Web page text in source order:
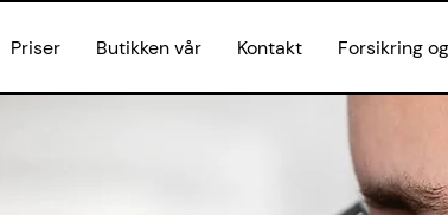
Priser Butikken vår Kontakt Forsikring